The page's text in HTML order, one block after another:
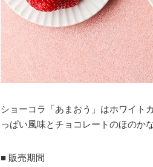
ショーコラ「あまおう」はホワイト
っぱい風味とチョコレートのほのか
■ 販売期間